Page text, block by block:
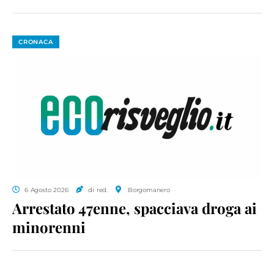
CRONACA
6 Agosto 2026 di red. Borgomanero
Arrestato 47enne, spacciava droga ai
minorenni